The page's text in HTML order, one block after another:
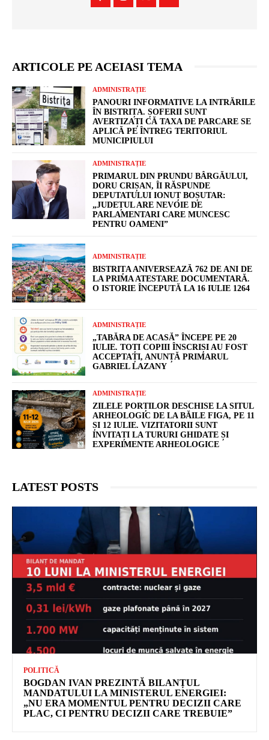
ARTICOLE PE ACEIASI TEMA
ADMINISTRAȚIE
PANOURI INFORMATIVE LA INTRĂRILE
ÎN BISTRIȚA. ȘOFERII SUNT
AVERTIZAȚI CĂ TAXA DE PARCARE SE
APLICĂ PE ÎNTREG TERITORIUL
MUNICIPIULUI
ADMINISTRAȚIE
PRIMARUL DIN PRUNDU BÂRGĂULUI,
DORU CRIȘAN, ÎI RĂSPUNDE
DEPUTATULUI IONUȚ BOȘUTAR:
„JUDEȚUL ARE NEVOIE DE
PARLAMENTARI CARE MUNCESC
PENTRU OAMENI”
ADMINISTRAȚIE
BISTRIȚA ANIVERSEAZĂ 762 DE ANI DE
LA PRIMA ATESTARE DOCUMENTARĂ.
O ISTORIE ÎNCEPUTĂ LA 16 IULIE 1264
ADMINISTRAȚIE
„TABĂRA DE ACASĂ” ÎNCEPE PE 20
IULIE. TOȚI COPIII ÎNSCRIȘI AU FOST
ACCEPTAȚI, ANUNȚĂ PRIMARUL
GABRIEL LAZANY
ADMINISTRAȚIE
ZILELE PORȚILOR DESCHISE LA SITUL
ARHEOLOGIC DE LA BĂILE FIGA, PE 11
ȘI 12 IULIE. VIZITATORII SUNT
INVITAȚI LA TURURI GHIDATE ȘI
EXPERIMENTE ARHEOLOGICE
LATEST POSTS
POLITICĂ
BOGDAN IVAN PREZINTĂ BILANȚUL
MANDATULUI LA MINISTERUL ENERGIEI:
„NU ERA MOMENTUL PENTRU DECIZII CARE
PLAC, CI PENTRU DECIZII CARE TREBUIE”